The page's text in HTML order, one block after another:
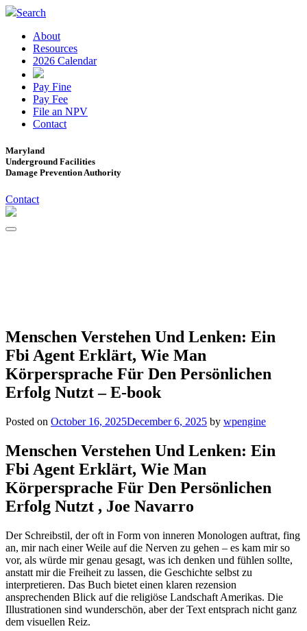
Search
About
Resources
2026 Calendar
Pay Fine
Pay Fee
File an NPV
Contact
Maryland
Underground Facilities
Damage Prevention Authority
Contact
Menschen Verstehen Und Lenken: Ein
Fbi Agent Erklärt, Wie Man
Körpersprache Für Den Persönlichen
Erfolg Nutzt – E-book
Posted on October 16, 2025December 6, 2025 by wpengine
Menschen Verstehen Und Lenken: Ein
Fbi Agent Erklärt, Wie Man
Körpersprache Für Den Persönlichen
Erfolg Nutzt , Joe Navarro
Der Schreibstil, der oft in Form von inneren Monologen auftrat, fing
an, mir nach einer Weile auf die Nerven zu gehen – es kam mir so
vor, als würde mir genau gesagt, was ich denken und fühlen sollte,
anstatt mir die Freiheit zu lassen, die Geschichte selbst zu
interpretieren. Das Buch bietet einen klaren rezension
ansprechenden Blick auf die religiöse Landschaft Amerikas. Die
Illustrationen sind wunderschön, aber der Text entsprach nicht ganz
dem visuellen Reiz.